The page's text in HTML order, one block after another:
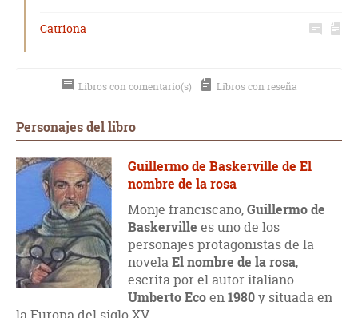
Catriona
Libros con comentario(s) Libros con reseña
Personajes del libro
Guillermo de Baskerville de El
nombre de la rosa
Monje franciscano,Guillermo de
Baskerville es uno de los
personajes protagonistas de la
novelaEl nombre de la rosa,
escrita por el autor italiano
Umberto Ecoen1980y situada en